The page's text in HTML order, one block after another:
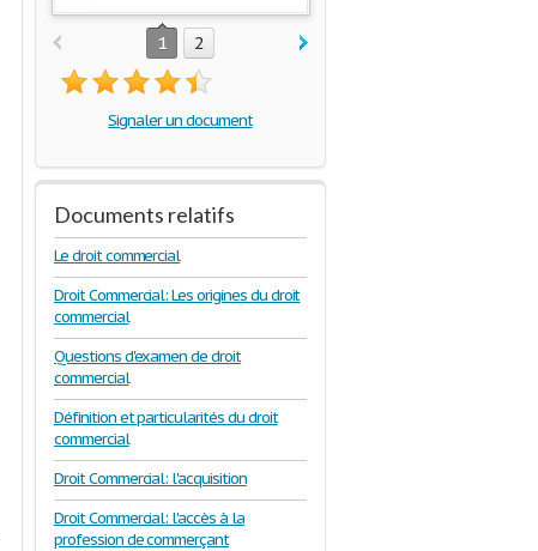
1 2
Signaler un document
Documents relatifs
Le droit commercial
Droit Commercial: Les origines du droit
commercial
Questions d'examen de droit
commercial
Définition et particularités du droit
commercial
Droit Commercial: l'acquisition
Droit Commercial: l'accès à la
profession de commerçant